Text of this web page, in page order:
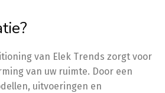
van Elek Trends zorgt voor
van uw ruimte. Door een
uitvoeringen en